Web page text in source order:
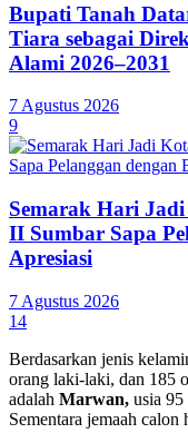
Bupati Tanah
Tiara sebagai
Alami 2026–2031
7 Agustus 2026
9
Semarak Hari
II Sumbar Sapa
Apresiasi
7 Agustus 2026
14
Berdasarkan jenis
orang laki-laki, dan 185
adalah Marwan, usia 95
Sementara jemaah calon